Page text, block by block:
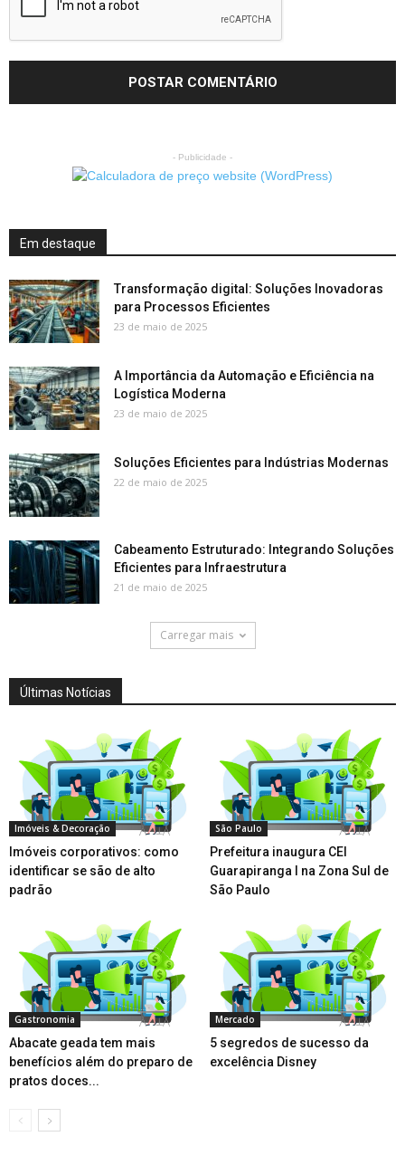
- Publicidade -
Em destaque
Transformação digital: Soluções Inovadoras
para Processos Eficientes
23 de maio de 2025
A Importância da Automação e Eficiência na
Logística Moderna
23 de maio de 2025
Soluções Eficientes para Indústrias Modernas
22 de maio de 2025
Cabeamento Estruturado: Integrando Soluções
Eficientes para Infraestrutura
21 de maio de 2025
Carregar mais
Últimas Notícias
Imóveis & Decoração
Imóveis corporativos: como
identificar se são de alto
padrão
São Paulo
Prefeitura inaugura CEI
Guarapiranga I na Zona Sul de
São Paulo
Gastronomia
Abacate geada tem mais
benefícios além do preparo de
pratos doces...
Mercado
5 segredos de sucesso da
excelência Disney